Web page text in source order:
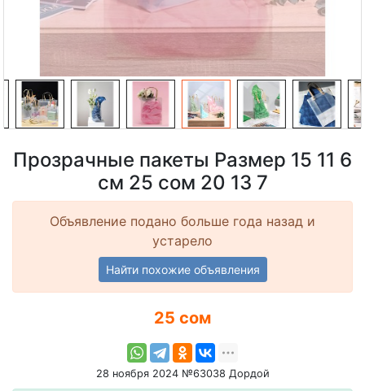
Прозрачные пакеты Размер 15 11 6
см 25 сом 20 13 7
Объявление подано больше года назад и
устарело
Найти похожие объявления
25 сом
28 ноября 2024 №63038 Дордой